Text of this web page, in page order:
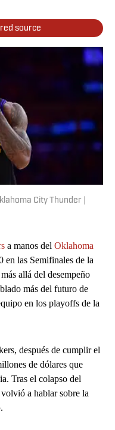
source
City Thunder |
a manos del Oklahoma
en las Semifinales de la
allá del desempeño
más del futuro de
en los playoffs de la
después de cumplir el
de dólares que
Tras el colapso del
a hablar sobre la